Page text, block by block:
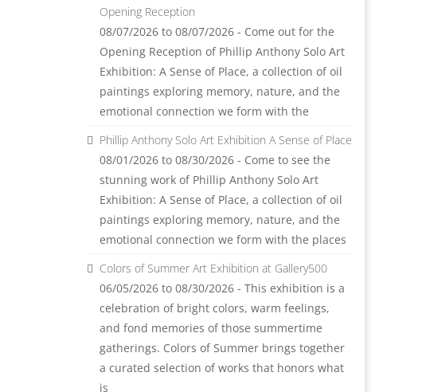
Opening Reception
08/07/2026 to 08/07/2026 - Come out for the
Opening Reception of Phillip Anthony Solo Art
Exhibition: A Sense of Place, a collection of oil
paintings exploring memory, nature, and the
emotional connection we form with the
Phillip Anthony Solo Art Exhibition A Sense of Place
08/01/2026 to 08/30/2026 - Come to see the
stunning work of Phillip Anthony Solo Art
Exhibition: A Sense of Place, a collection of oil
paintings exploring memory, nature, and the
emotional connection we form with the places
Colors of Summer Art Exhibition at Gallery500
06/05/2026 to 08/30/2026 - This exhibition is a
celebration of bright colors, warm feelings,
and fond memories of those summertime
gatherings. Colors of Summer brings together
a curated selection of works that honors what
is